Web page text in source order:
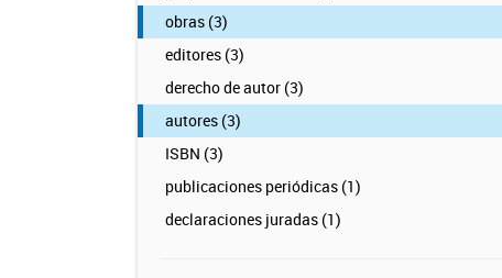
obras (3)
editores (3)
derecho de autor (3)
autores (3)
ISBN (3)
publicaciones periódicas (1)
declaraciones juradas (1)